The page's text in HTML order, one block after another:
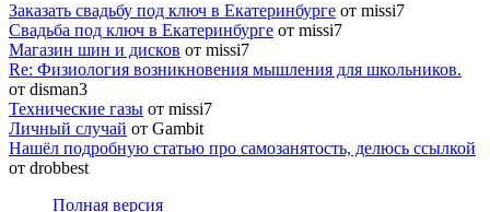
Заказать свадьбу под ключ в Екатеринбурге от missi7
Cвадьба под ключ в Екатеринбурге от missi7
Магазин шин и дисков от missi7
Re: Физиология возникновения мышления для школьников.
от disman3
Технические газы от missi7
Личный случай от Gambit
Нашёл подробную статью про самозанятость, делюсь ссылкой
от drobbest
Полная версия